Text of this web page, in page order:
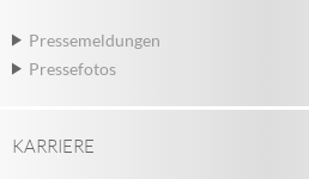
Pressemeldungen
Pressefotos
KARRIERE